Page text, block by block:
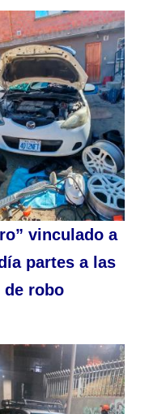
vinculado a
partes a las
robo